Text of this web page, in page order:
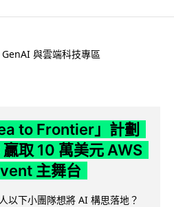
GenAI 與雲端科技專區
to Frontier」計劃
取 10 萬美元 AWS
主舞台
以下小團隊想將 AI 構思落地？